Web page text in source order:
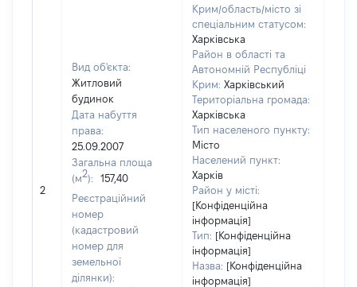
2
Вид об'єкта:
Житловий
будинок
Дата набуття
права:
25.09.2007
Загальна площа
(м2):
157,40
Реєстраційний
номер
(кадастровий
номер для
земельної
ділянки):
Крим/область/місто зі
спеціальним статусом:
Харківська
Район в області та
Автономній Республіці
Крим: Харківський
Територіальна громада:
Харківська
Тип населеного пункту:
Місто
Населений пункт:
Харків
Район у місті:
[Конфіденційна
інформація]
Тип: [Конфіденційна
інформація]
Назва: [Конфіденційна
інформація]